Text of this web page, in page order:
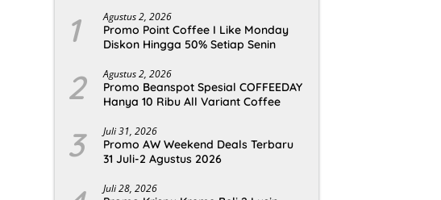
1 Agustus 2, 2026
Promo Point Coffee I Like Monday
Diskon Hingga 50% Setiap Senin
2 Agustus 2, 2026
Promo Beanspot Spesial COFFEEDAY
Hanya 10 Ribu All Variant Coffee
3 Juli 31, 2026
Promo AW Weekend Deals Terbaru
31 Juli-2 Agustus 2026
Juli 28, 2026